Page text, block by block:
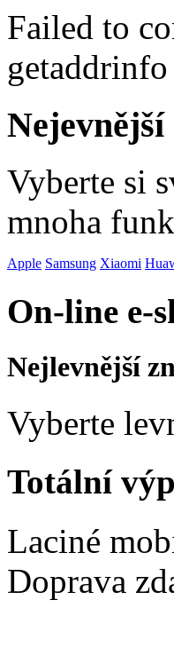
Failed to
Vyberte si
mnoha
Apple Samsung Xiaomi
On-line e-
Nejlevnější
Vyberte
Totální
Laciné
Doprava